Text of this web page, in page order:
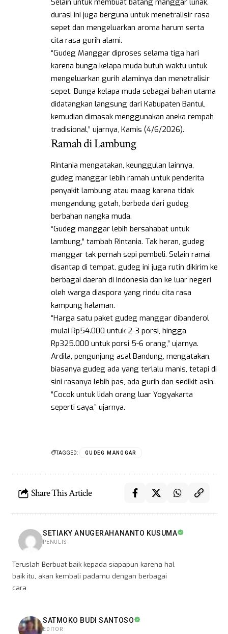
durasi ini juga berguna untuk menetralisir rasa
sepet dan mengeluarkan aroma harum serta
cita rasa gurih alami.
“Gudeg Manggar diproses selama tiga hari
karena bunga kelapa muda butuh waktu untuk
mengeluarkan gurih alaminya dan menetralisir
sepet. Bunga kelapa muda sebagai bahan utama
didatangkan langsung dari Kabupaten Bantul,
kemudian dimasak menggunakan aneka rempah
tradisional,” ujarnya, Kamis (4/6/2026).
Ramah di Lambung
Rintania mengatakan, keunggulan lainnya,
gudeg manggar lebih ramah untuk penderita
penyakit lambung atau maag karena tidak
mengandung getah, berbeda dari gudeg
berbahan nangka muda.
“Gudeg manggar lebih bersahabat untuk
lambung,” tambah Rintania. Tak heran, gudeg
manggar tak pernah sepi pembeli. Selain ramai
disantap di tempat, gudeg ini juga rutin dikirim ke
berbagai daerah di Indonesia dan ke luar negeri
oleh warga diaspora yang rindu cita rasa
kampung halaman.
“Harga satu paket gudeg manggar dibanderol
mulai Rp54.000 untuk 2-3 porsi, hingga
Rp325.000 untuk porsi 5-6 orang,” ujarnya.
Ardila, pengunjung asal Bandung, mengatakan,
biasanya gudeg ada yang terlalu manis, tetapi di
sini rasanya lebih pas, ada gurih dan sedikit asin.
“Cocok untuk lidah orang luar Yogyakarta
seperti saya,” ujarnya.
TAGGED: GUDEG MANGGAR
Share This Article
SETIAKY ANUGERAHANANTO KUSUMA
PENULIS
Teruslah Berbuat baik kepada siapapun karena hal
baik itu, akan kembali padamu dengan berbagai
cara
SATMOKO BUDI SANTOSO
EDITOR